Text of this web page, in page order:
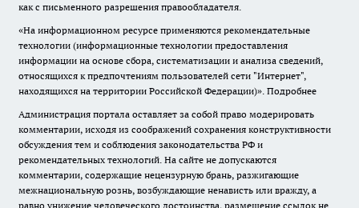
как с письменного разрешения правообладателя.
«На информационном ресурсе применяются рекомендательные
технологии (информационные технологии предоставления
информации на основе сбора, систематизации и анализа сведений,
относящихся к предпочтениям пользователей сети "Интернет",
находящихся на территории Российской Федерации)». Подробнее
Администрация портала оставляет за собой право модерировать
комментарии, исходя из соображений сохранения конструктивности
обсуждения тем и соблюдения законодательства РФ и
рекомендательных технологий. На сайте не допускаются
комментарии, содержащие нецензурную брань, разжигающие
межнациональную рознь, возбуждающие ненависть или вражду, а
равно унижение человеческого достоинства, размещение ссылок не